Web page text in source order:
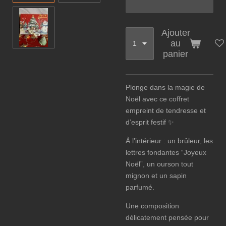
Ajouter
au
panier
Plonge dans la magie de
Noël avec ce coffret
empreint de tendresse et
d’esprit festif ✨
À l’intérieur : un brûleur, les
lettres fondantes “Joyeux
Noël”, un ourson tout
mignon et un sapin
parfumé.
Une composition
délicatement pensée pour